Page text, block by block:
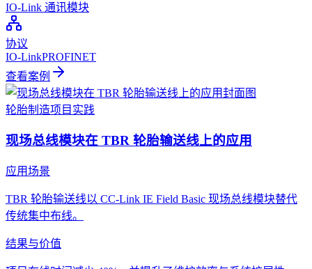
IO-Link 通讯模块
协议
IO-LinkPROFINET
查看案例
轮胎制造项目实践
现场总线模块在 TBR 轮胎输送线上的应用
应用场景
TBR 轮胎输送线以 CC-Link IE Field Basic 现场总线模块替代
传统集中布线。
结果与价值